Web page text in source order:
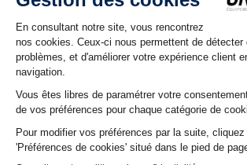
NOS RÉSEAUX
Suivez nous sur nos réseaux pour
offres et promos